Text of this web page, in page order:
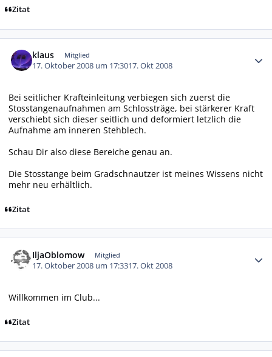
Zitat
klaus Mitglied
17. Oktober 2008 um 17:3017. Okt 2008
Bei seitlicher Krafteinleitung verbiegen sich zuerst die
Stosstangenaufnahmen am Schlossträge, bei stärkerer Kraft
verschiebt sich dieser seitlich und deformiert letzlich die
Aufnahme am inneren Stehblech.
Schau Dir also diese Bereiche genau an.
Die Stosstange beim Gradschnautzer ist meines Wissens nicht
mehr neu erhältlich.
Zitat
IljaOblomow Mitglied
17. Oktober 2008 um 17:3317. Okt 2008
Willkommen im Club...
Zitat